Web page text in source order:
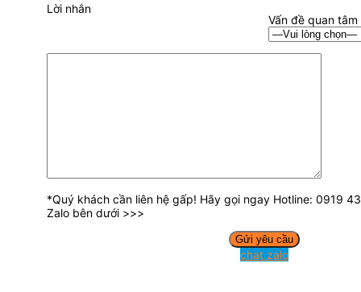
Vấn đề quan tâm
Lời nhắn
*Quý khách cần liên hệ gấp! Hãy gọi ngay Hotline: 0919
Zalo bên dưới >>>
chat zalo